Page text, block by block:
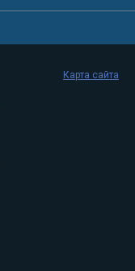
Карта сайта